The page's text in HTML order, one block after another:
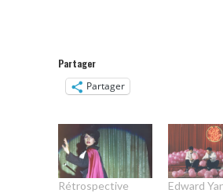
Partager
Partager
Rétrospective
Edward